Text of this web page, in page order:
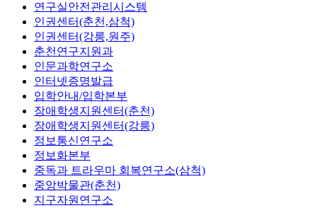
연구실안전관리시스템
인권센터(춘천,삼척)
인권센터(강릉,원주)
춘천연구지원과
인문과학연구소
인터넷증명발급
입학안내/입학본부
장애학생지원센터(춘천)
장애학생지원센터(강릉)
정보통신연구소
정보화본부
중독과 트라우마 회복연구소(삼척)
중앙박물관(춘천)
지구자원연구소